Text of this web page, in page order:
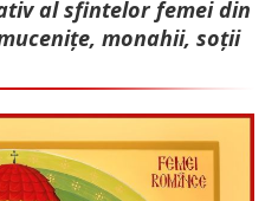
al sfintelor femei din
monahii, soții